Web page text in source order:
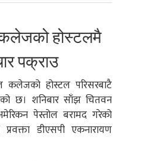
होस्टलमै
पक्राउ
कलेजको होस्टल परिसरबाटै
छ। शनिबार साँझ चितवन
पेस्तोल बरामद गरेको
प्रवक्ता डीएसपी एकनारायण